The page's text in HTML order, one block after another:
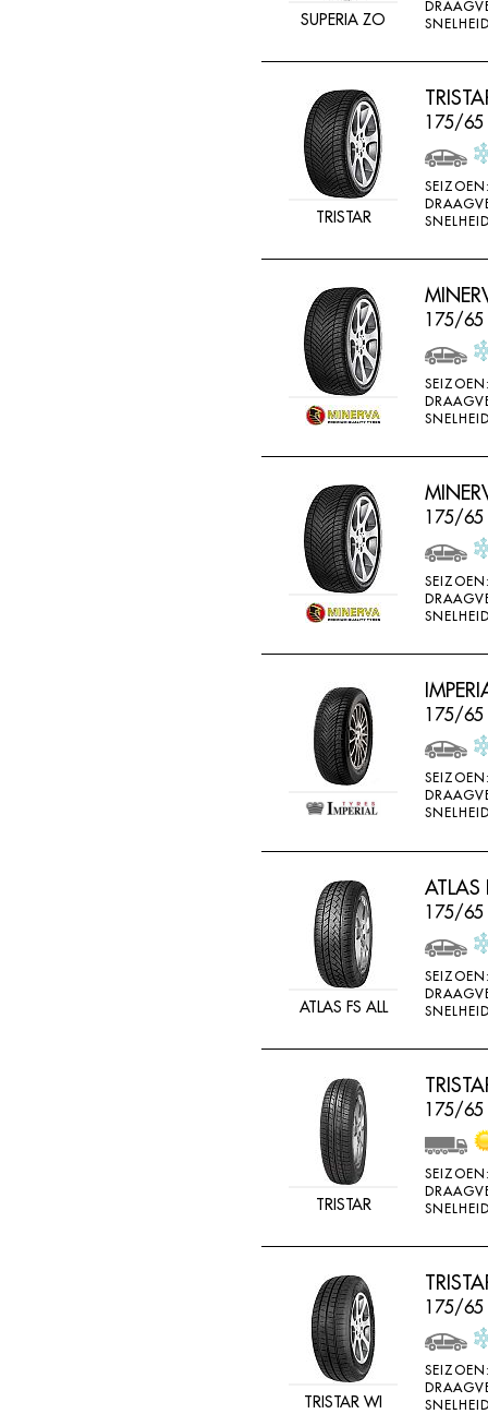
SUPERIA ZO
TRISTAR
175/65
175/65
175/65
175/65
ATLAS FS ALL
ATLAS
175/65
TRISTAR
175/65
TRISTAR WI
175/65